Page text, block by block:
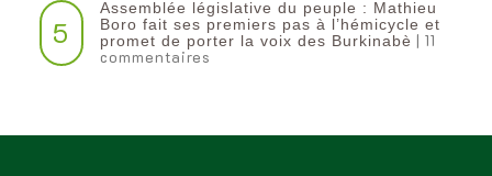
5
Assemblée législative du peuple : Mathieu
Boro fait ses premiers pas à l’hémicycle et
promet de porter la voix des Burkinabè | 11
commentaires